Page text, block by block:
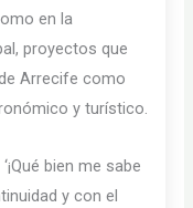
en la
proyectos que
Arrecife como
y turístico.
bien me sabe
y con el